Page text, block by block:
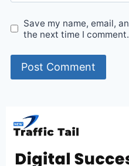
Save my name, email,
the next time I comment.